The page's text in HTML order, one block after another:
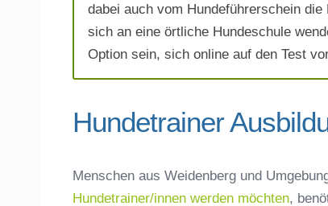
dabei auch vom Hundeführerschein
sich an eine örtliche Hundeschule
Option sein, sich online auf den Test
Hundetrainer
Menschen aus Weidenberg und
Hundetrainer/innen werden möchten,